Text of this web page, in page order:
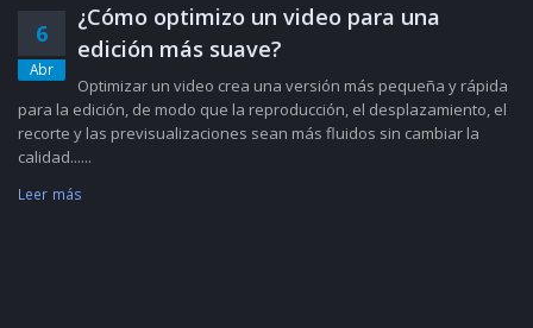
6
Abr
¿Cómo optimizo un video para una
edición más suave?
Optimizar un video crea una versión más pequeña y rápida
para la edición, de modo que la reproducción, el desplazamiento, el
recorte y las previsualizaciones sean más fluidos sin cambiar la
calidad......
Leer más